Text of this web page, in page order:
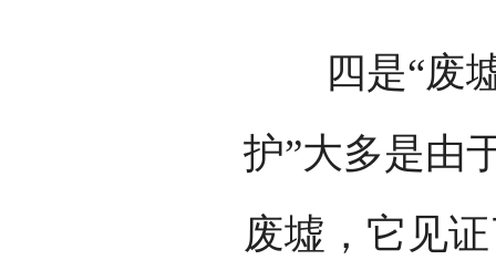
四是“废墟
护”大多是由
废墟，它见